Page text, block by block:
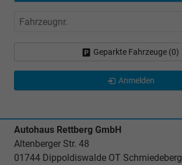
Fahrzeugnr.
Geparkte Fahrzeuge (0)
Anmelden
Autohaus Rettberg GmbH
Altenberger Str. 48
01744 Dippoldiswalde OT Schmiedeberg